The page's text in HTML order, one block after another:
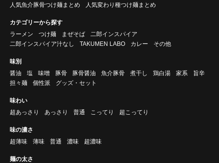
人気魚介豚骨つけ麺まとめ
人気変わり種つけ麺まとめ
カテゴリーから探す
ラーメン
つけ麺 まぜそば
二郎インスパイア
二郎インスパイア汁なし
TAKUMEN LABO カレー その他
味別
醤油
塩 味噌 豚骨 豚骨醤油 魚介豚骨 煮干し 鶏白湯 家系
旨辛
担々麺
個性派 グッズ・セット
味わい
超あっさり
あっさり 普通 こってり 超こってり
味の濃さ
超薄味
薄味 普通 濃味 超濃味
麺の太さ